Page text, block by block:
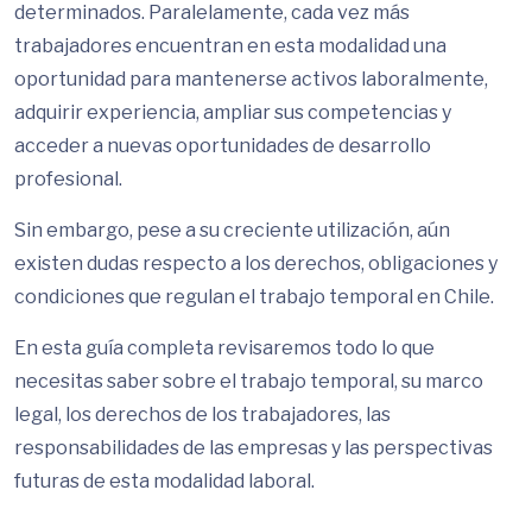
determinados. Paralelamente, cada vez más
trabajadores encuentran en esta modalidad una
oportunidad para mantenerse activos laboralmente,
adquirir experiencia, ampliar sus competencias y
acceder a nuevas oportunidades de desarrollo
profesional.
Sin embargo, pese a su creciente utilización, aún
existen dudas respecto a los derechos, obligaciones y
condiciones que regulan el trabajo temporal en Chile.
En esta guía completa revisaremos todo lo que
necesitas saber sobre el trabajo temporal, su marco
legal, los derechos de los trabajadores, las
responsabilidades de las empresas y las perspectivas
futuras de esta modalidad laboral.